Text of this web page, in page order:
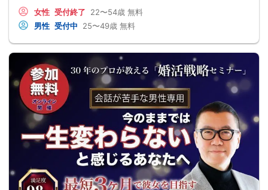
女性 受付終了 22〜54歳 無料
男性 受付中 25〜49歳 無料